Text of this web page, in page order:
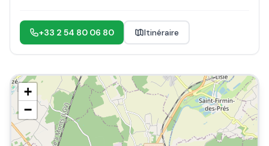
+33 2 54 80 06 80 Itinéraire
+
−